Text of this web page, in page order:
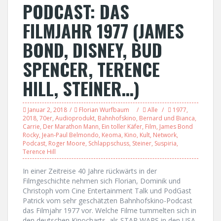
PODCAST: DAS
FILMJAHR 1977 (JAMES
BOND, DISNEY, BUD
SPENCER, TERENCE
HILL, STEINER…)
Januar 2, 2018 Florian Wurfbaum Alle 1977,
2018, 70er, Audioprodukt, Bahnhofskino, Bernard und Bianca,
Carrie, Der Marathon Mann, Ein toller Käfer, Film, James Bond
Rocky, Jean-Paul Belmondo, Keoma, Kino, Kult, Network,
Podcast, Roger Moore, Schlappschuss, Steiner, Suspiria,
Terence Hill
In einer Zeitreise 40 Jahre rückwärts in der
Filmgeschichte nehmen sich Florian, Dominik und
Christoph vom Cine Entertainment Talk und PodGast
Patrick vom sehr geschätzten Bahnhofskino-Podcast
das Filmjahr 1977 vor. Welche Filme tummelten sich in